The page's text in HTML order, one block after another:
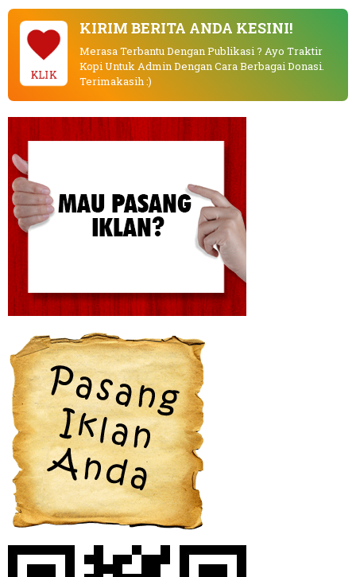
KLIK
KIRIM BERITA ANDA KESINI!
Merasa Terbantu Dengan Publikasi ? Ayo Traktir
Kopi Untuk Admin Dengan Cara Berbagai Donasi.
Terimakasih :)